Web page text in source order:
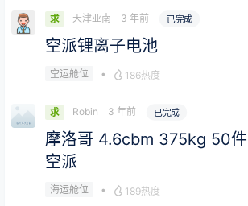
求 天津亚南 3 年前 已完成
空派锂离子电池
空运舱位 • 186热度
求 Robin 3 年前 已完成
摩洛哥 4.6cbm 375kg 50
空派
海运舱位 • 189热度